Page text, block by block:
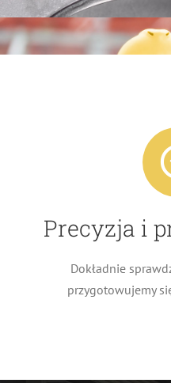
Precyzja i
Dokładnie
przygotowujemy